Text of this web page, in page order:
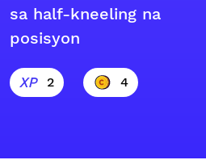
sa half-kneeling na
posisyon
2 4